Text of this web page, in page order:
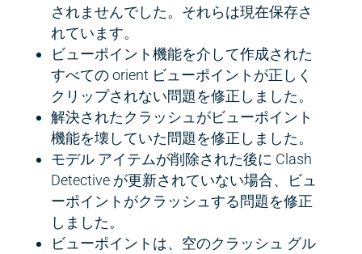
されませんでした。それらは現在保存さ
れています。
ビューポイント機能を介して作成された
すべての orient ビューポイントが正しく
クリップされない問題を修正しました。
解決されたクラッシュがビューポイント
機能を壊していた問題を修正しました。
モデル アイテムが削除された後に Clash
Detective が更新されていない場合、ビュ
ーポイントがクラッシュする問題を修正
しました。
ビューポイントは、空のクラッシュ グル